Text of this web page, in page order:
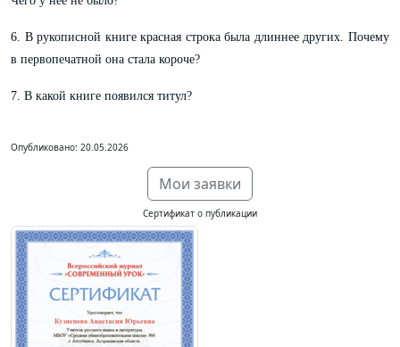
6. В рукописной книге красная строка была длиннее других. Почему
в первопечатной она стала короче?
7. В какой книге появился титул?
Опубликовано: 20.05.2026
Мои заявки
Сертификат о публикации